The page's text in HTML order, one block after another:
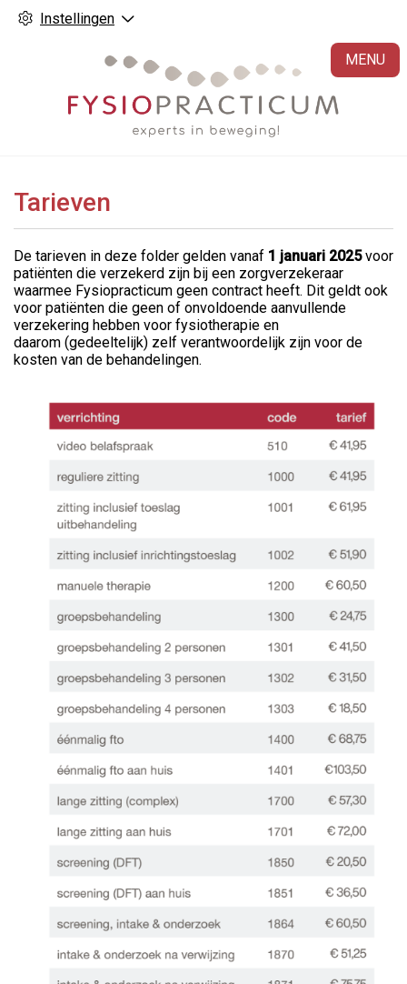
Instellingen
MENU
Tarieven
De tarieven in deze folder gelden vanaf 1 januari 2025voor
patiënten die verzekerd zijn bij een zorgverzekeraar
waarmee Fysiopracticum geen contract heeft. Dit geldt ook
voor patiënten die geen of onvoldoende aanvullende
verzekering hebben voor fysiotherapie en
daarom (gedeeltelijk) zelf verantwoordelijk zijn voor de
kosten van de behandelingen.